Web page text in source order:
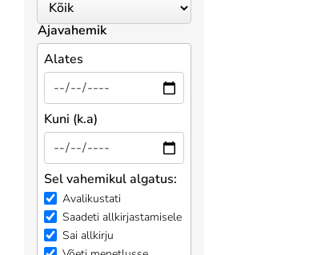
Ajavahemik
Alates
Kuni (k.a)
Sel vahemikul algatus:
Avalikustati
Saadeti allkirjastamisele
Sai allkirju